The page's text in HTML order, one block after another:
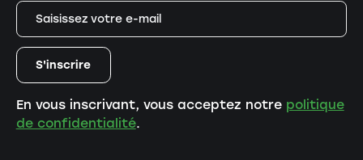
En vous inscrivant, vous acceptez notre politique
de confidentialité.